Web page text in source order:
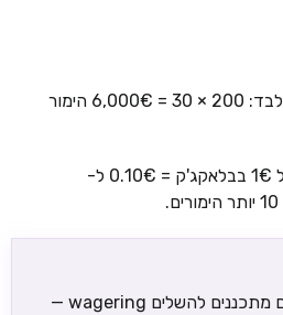
בונוס 200€, x30, סלוטים בלבד: 200 × 30 = 6,000€ הימור
אותו בונוס עם שולחן 10%: כל 1€ בבלאקג'ק = 0.10€ ל-
אל תקבלו בונוס אם אינכם מתכננים להשלים wagering —